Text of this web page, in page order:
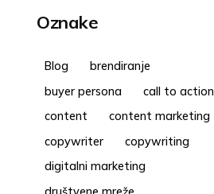
Oznake
Blog
brendiranje
buyer persona
call to action
content
content marketing
copywriter
copywriting
digitalni marketing